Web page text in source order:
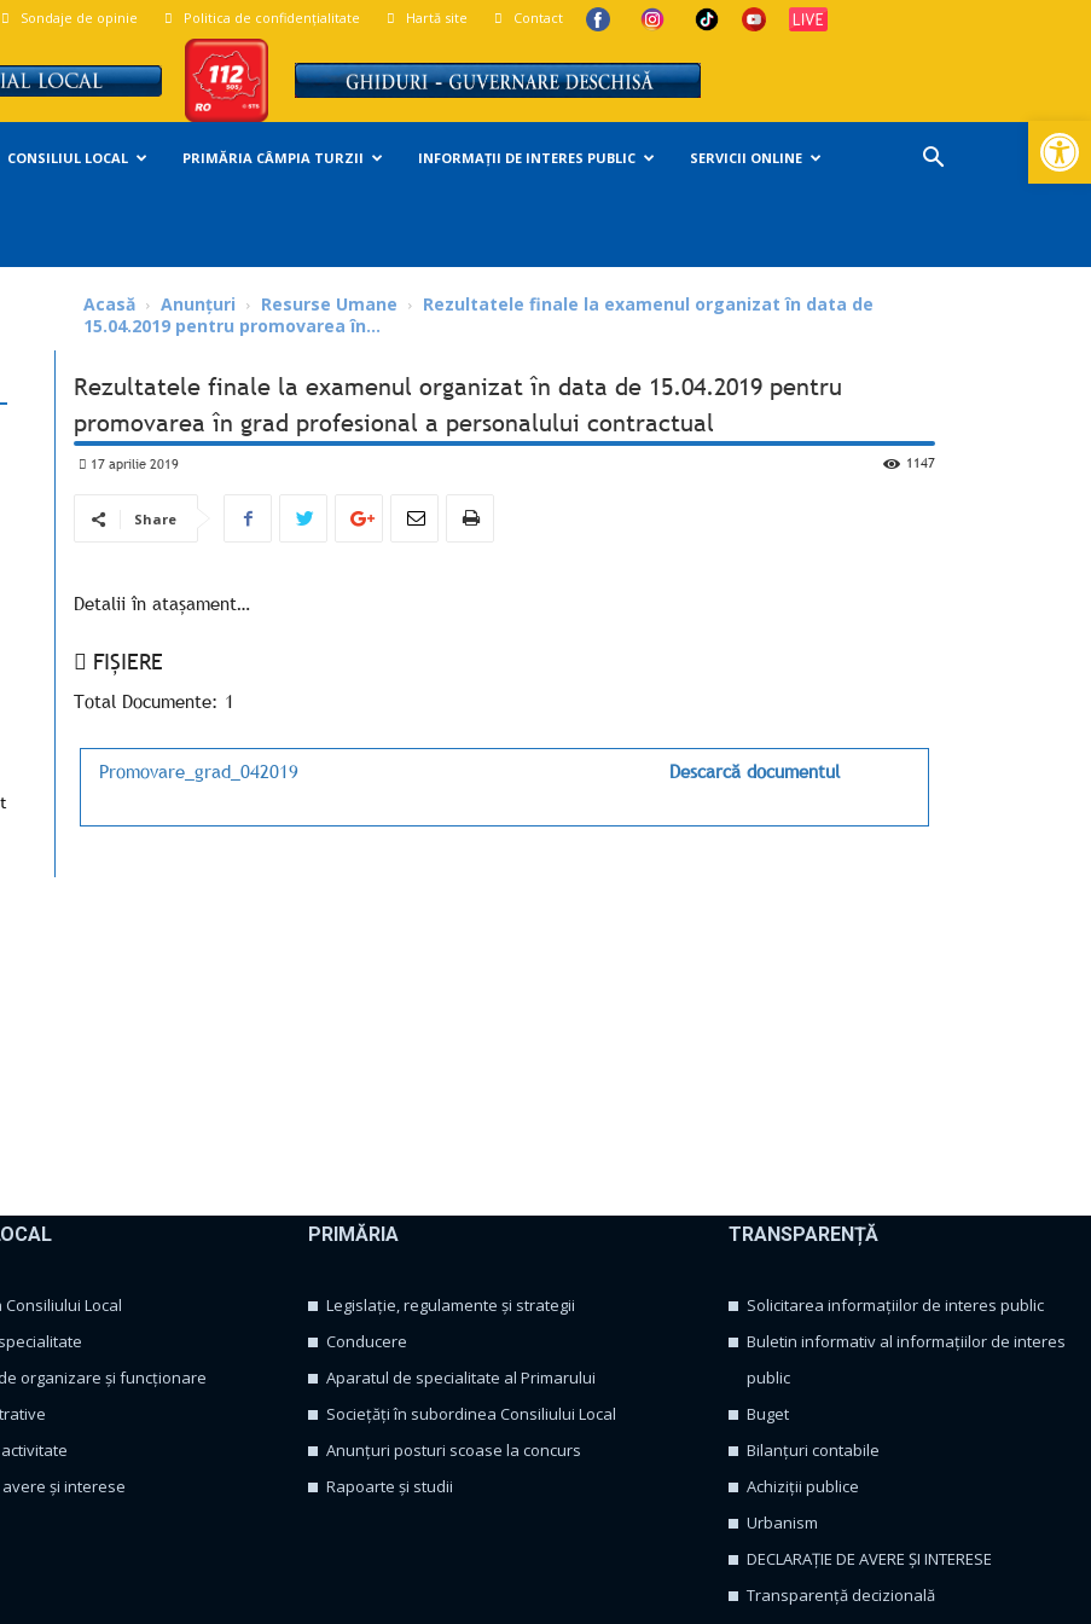
Sondaje de opinie Politica de confidențialitate Hartă site Contact
CONSILIUL LOCAL PRIMĂRIA CÂMPIA TURZII INFORMAȚII DE INTERES PUBLIC SERVICII ONLINE
Acasă Anunțuri Resurse Umane
Rezultatele finale la examenul organizat în data de
15.04.2019 pentru promovarea în...
Rezultatele finale la examenul organizat în data de 15.04.2019 pentru
promovarea în grad profesional a personalului contractual
17 aprilie 2019 1147
Share
Detalii în atașament…
FIȘIERE
Total Documente: 1
Promovare_grad_042019 Descarcă documentul
Local
organizare și funcționare
și interese
PRIMĂRIA
Legislație, regulamente și strategii
Conducere
Aparatul de specialitate al Primarului
Sociețăți în subordinea Consiliului Local
Anunțuri posturi scoase la concurs
Rapoarte și studii
TRANSPARENȚĂ
Solicitarea informațiilor de interes public
Buletin informativ al informațiilor de interes
public
Buget
Bilanțuri contabile
Achiziții publice
Urbanism
DECLARAȚIE DE AVERE ȘI INTERESE
Transparență decizională